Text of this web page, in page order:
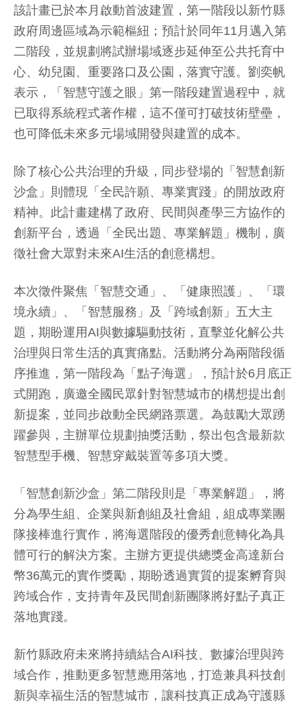
該計畫已於本月啟動首波建置，第一階段以新竹縣
政府周邊區域為示範樞紐；預計於同年11月邁入第
二階段，並規劃將試辦場域逐步延伸至公共托育中
心、幼兒園、重要路口及公園，落實守護。劉奕帆
表示，「智慧守護之眼」第一階段建置過程中，就
已取得系統程式著作權，這不僅可打破技術壁壘，
也可降低未來多元場域開發與建置的成本。
除了核心公共治理的升級，同步登場的「智慧創新
沙盒」則體現「全民許願、專業實踐」的開放政府
精神。此計畫建構了政府、民間與產學三方協作的
創新平台，透過「全民出題、專業解題」機制，廣
徵社會大眾對未來AI生活的創意構想。
本次徵件聚焦「智慧交通」、「健康照護」、「環
境永續」、「智慧服務」及「跨域創新」五大主
題，期盼運用AI與數據驅動技術，直擊並化解公共
治理與日常生活的真實痛點。活動將分為兩階段循
序推進，第一階段為「點子海選」，預計於6月底正
式開跑，廣邀全國民眾針對智慧城市的構想提出創
新提案，並同步啟動全民網路票選。為鼓勵大眾踴
躍參與，主辦單位規劃抽獎活動，祭出包含最新款
智慧型手機、智慧穿戴裝置等多項大獎。
「智慧創新沙盒」第二階段則是「專業解題」，將
分為學生組、企業與新創組及社會組，組成專業團
隊接棒進行實作，將海選階段的優秀創意轉化為具
體可行的解決方案。主辦方更提供總獎金高達新台
幣36萬元的實作獎勵，期盼透過實質的提案孵育與
跨域合作，支持青年及民間創新團隊將好點子真正
落地實踐。
新竹縣政府未來將持續結合AI科技、數據治理與跨
域合作，推動更多智慧應用落地，打造兼具科技創
新與幸福生活的智慧城市，讓科技真正成為守護縣